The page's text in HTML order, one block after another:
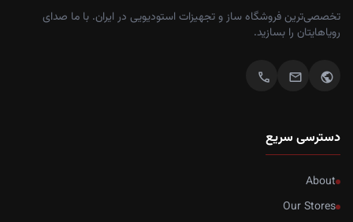
تخصصی‌ترین فروشگاه ساز و تجهیزات استودیویی در ایران. با ما صدای
رویاهایتان را بسازید.
public
mail
call
دسترسی سریع
About
Our Stores